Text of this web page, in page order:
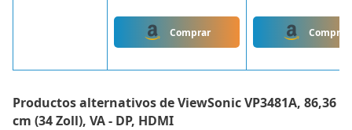
Comprar Comprar
Productos alternativos deViewSonic VP3481A, 86,36
cm (34 Zoll), VA - DP, HDMI